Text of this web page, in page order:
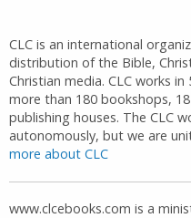
CLC is an international
distribution of the Bible,
Christian media. CLC works
more than 180 bookshops,
publishing houses. The CLC
autonomously, but we are
more about CLC
www.clcebooks.com is a